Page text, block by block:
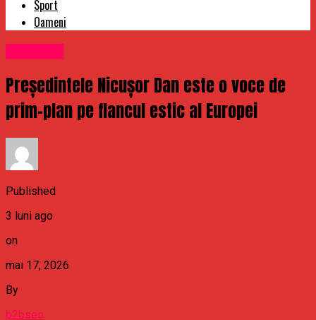
Sport
Oameni
Președintele Nicușor Dan este o voce de
prim-plan pe flancul estic al Europei
Published
3 luni ago
on
mai 17, 2026
By
b2bseo